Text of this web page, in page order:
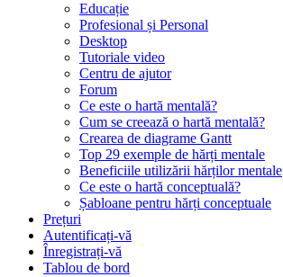
Educație
Profesional și Personal
Desktop
Tutoriale video
Centru de ajutor
Forum
Ce este o hartă mentală?
Cum se creează o hartă mentală?
Crearea de diagrame Gantt
Top 29 exemple de hărți mentale
Beneficiile utilizării hărților mentale
Ce este o hartă conceptuală?
Șabloane pentru hărți conceptuale
Prețuri
Autentificați-vă
Înregistrați-vă
Tablou de bord